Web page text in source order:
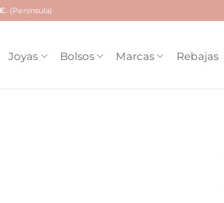
(Península)
Joyas Bolsos Marcas Rebajas